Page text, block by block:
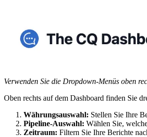
Verwenden Sie die Dropdown-Menüs oben
Oben rechts auf dem Dashboard finden Sie
Währungsauswahl: Stellen Sie Ihre
Pipeline-Auswahl: Wählen Sie,
Zeitraum: Filtern Sie Ihre Berichte